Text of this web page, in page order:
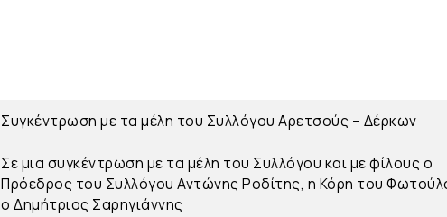
Συγκέντρωση με τα μέλη του Συλλόγου Αρετσούς – Δέρκων
Σε μια συγκέντρωση με τα μέλη του Συλλόγου και με φίλους ο
Πρόεδρος του Συλλόγου Αντώνης Ροδίτης, η Κόρη του
ο Δημήτριος Σαρηγιάννης